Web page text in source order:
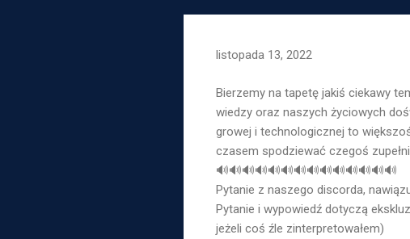
listopada 13, 2022
Bierzemy na tapetę jakiś ciekawy
wiedzy oraz naszych życiowych
growej i technologicznej to
czasem spodziewać czegoś
🔊🔊🔊🔊🔊🔊🔊🔊🔊🔊🔊🔊🔊🔊
Pytanie z naszego discorda,
Pytanie i wypowiedź dotyczą
jeżeli coś źle zinterpretowałem)